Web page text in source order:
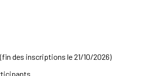
(fin des inscriptions le 21/10/2026)